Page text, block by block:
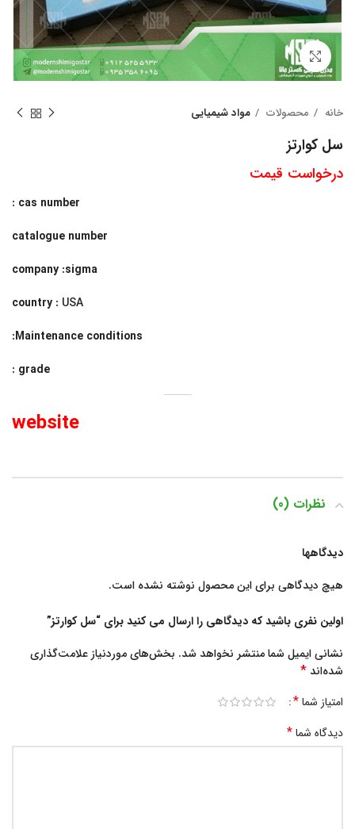
بزرگنمایی تصویر
خانه محصولات مواد شیمیایی
سل کوارتز
درخواست قیمت
cas number :
catalogue number
company :sigma
country : USA
Maintenance conditions
:
grade :
website
نظرات (0)
دیدگاهها
هیچ دیدگاهی برای این محصول نوشته نشده است.
اولین نفری باشید که دیدگاهی را ارسال می کنید برای “سل کوارتز”
نشانی ایمیل شما منتشر نخواهد شد. بخش‌های موردنیاز علامت‌گذاری
شده‌اند*
امتیاز شما*
دیدگاه شما*